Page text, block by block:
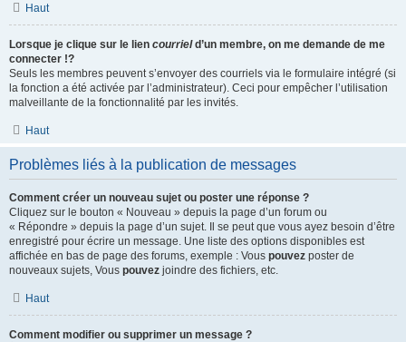
Haut
Lorsque je clique sur le lien courrield’un membre, on me demande de me
connecter !?
Seuls les membres peuvent s’envoyer des courriels via le formulaire intégré (si
la fonction a été activée par l’administrateur). Ceci pour empêcher l’utilisation
malveillante de la fonctionnalité par les invités.
Haut
Problèmes liés à la publication de messages
Comment créer un nouveau sujet ou poster une réponse ?
Cliquez sur le bouton « Nouveau » depuis la page d’un forum ou
« Répondre » depuis la page d’un sujet. Il se peut que vous ayez besoin d’être
enregistré pour écrire un message. Une liste des options disponibles est
affichée en bas de page des forums, exemple : Vous pouvez poster de
nouveaux sujets, Vous pouvez joindre des fichiers, etc.
Haut
Comment modifier ou supprimer un message ?